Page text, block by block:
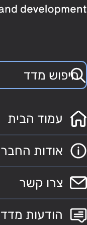
עמוד הבית
אודות
צרו קשר
הודעות מדד